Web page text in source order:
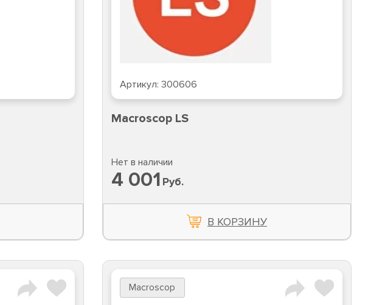
Артикул: 300606
Macroscop LS
Нет в наличии
4 001 Руб.
В КОРЗИНУ
Macroscop